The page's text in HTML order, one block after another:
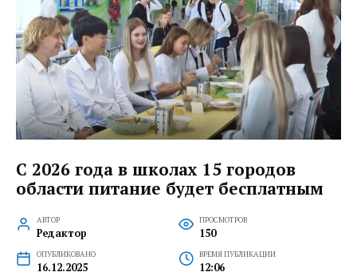
С 2026 года в школах 15 городов
области питание будет бесплатным
АВТОР
Редактор
ПРОСМОТРОВ
150
ОПУБЛИКОВАНО
16.12.2025
ВРЕМЯ ПУБЛИКАЦИИ
12:06